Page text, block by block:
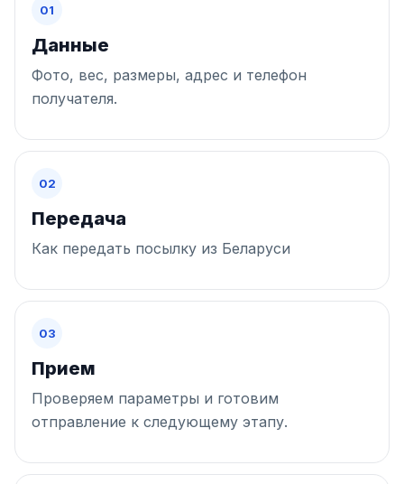
01
Данные
Фото, вес, размеры, адрес и телефон
получателя.
02
Передача
Как передать посылку из Беларуси
03
Прием
Проверяем параметры и готовим
отправление к следующему этапу.